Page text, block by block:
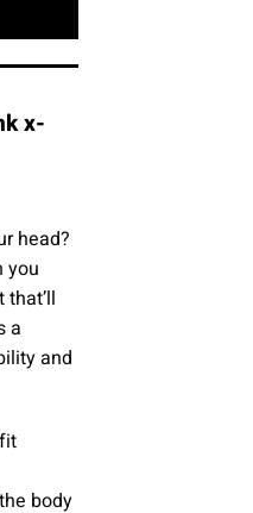
x-
head?
you
a
and
body